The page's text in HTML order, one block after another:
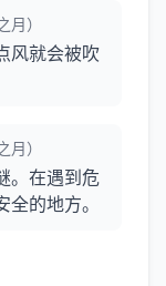
）
风就会被吹
）
。在遇到危
的地方。